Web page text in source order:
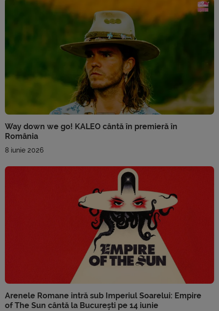
Way down we go! KALEO cântă în premieră în
România
8 iunie 2026
Arenele Romane intră sub Imperiul Soarelui: Empire
of The Sun cântă la București pe 14 iunie